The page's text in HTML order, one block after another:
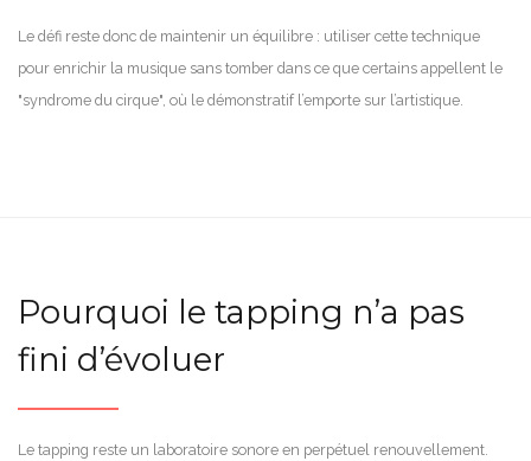
Le défi reste donc de maintenir un équilibre : utiliser cette technique
pour enrichir la musique sans tomber dans ce que certains appellent le
"syndrome du cirque", où le démonstratif l’emporte sur l’artistique.
Pourquoi le tapping n’a pas
fini d’évoluer
Le tapping reste un laboratoire sonore en perpétuel renouvellement.